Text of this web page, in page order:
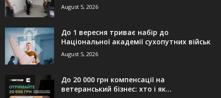
August 5, 2026
До 1 вересня триває набір до
Національної академії сухопутних військ
August 5, 2026
До 20 000 грн компенсації на
ветеранський бізнес: хто і як...